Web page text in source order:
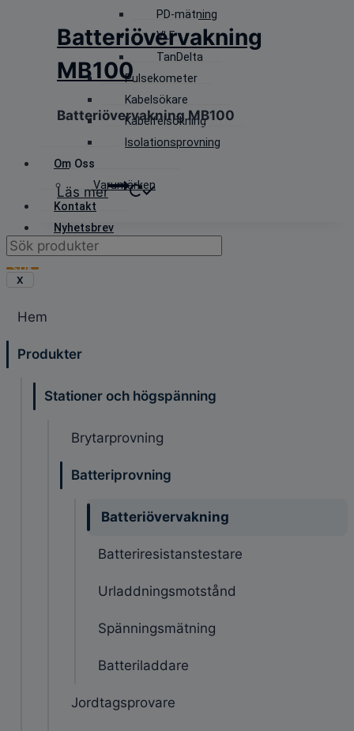
PD-mätning
VLF
TanDelta
Pulsekometer
Kabelsökare
Kabelfelsökning
Isolationsprovning
Om Oss
Varumärken
Kontakt
Nyhetsbrev
X
Batteriövervakning
MB100
Batteriövervakning MB100
Läs mer
Products
search
SÖK
Hem
Produkter
Stationer och högspänning
Brytarprovning
Batteriprovning
Batteriövervakning
Batteriresistanstestare
Urladdningsmotstånd
Spänningsmätning
Batteriladdare
Jordtagsprovare